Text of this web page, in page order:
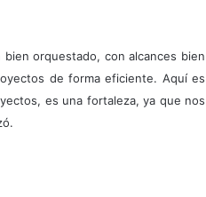
orquestado, con alcances bien
de forma eficiente. Aquí es
es una fortaleza, ya que nos